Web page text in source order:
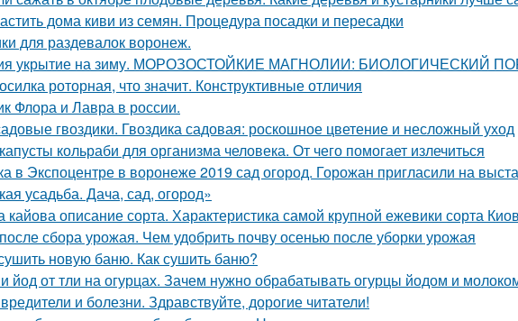
дома киви из семян. Процедура посадки и пересадки
для раздевалок воронеж.
укрытие на зиму. МОРОЗОСТОЙКИЕ МАГНОЛИИ: БИОЛОГИЧЕСКИЙ
роторная, что значит. Конструктивные отличия
Флора и Лавра в россии.
гвоздики. Гвоздика садовая: роскошное цветение и несложный уход
кольраби для организма человека. От чего помогает излечиться
в Экспоцентре в воронеже 2019 сад огород. Горожан пригласили на
усадьба. Дача, сад, огород»
кайова описание сорта. Характеристика самой крупной ежевики сорта
сбора урожая. Чем удобрить почву осенью после уборки урожая
новую баню. Как сушить баню?
йод от тли на огурцах. Зачем нужно обрабатывать огурцы йодом и
и болезни. Здравствуйте, дорогие читатели!